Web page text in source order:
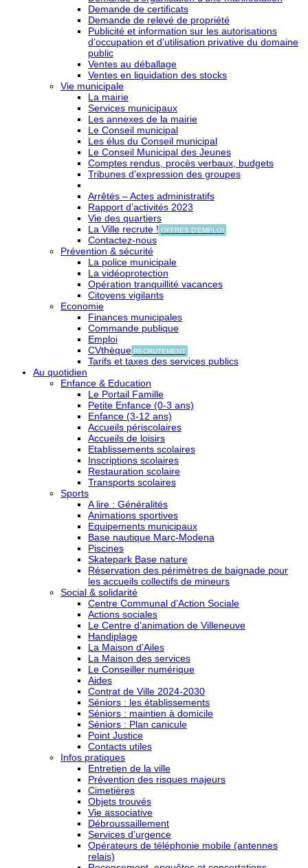
Demande de certificats
Demande de relevé de propriété
Publicité et information sur les autorisations
d’occupation et d’utilisation privative du domaine
public
Ventes au déballage
Ventes en liquidation des stocks
Vie municipale
La mairie
Services municipaux
Les annexes de la mairie
Le Conseil municipal
Les élus du Conseil municipal
Le Conseil Municipal des Jeunes
Comptes rendus, procès verbaux, budgets
Tribunes d’expression des groupes
Arrêtés – Actes administratifs
Rapport d’activités 2023
Vie des quartiers
La Ville recrute ! OFFRES D'EMPLOI
Contactez-nous
Prévention & sécurité
La police municipale
La vidéoprotection
Opération tranquillité vacances
Citoyens vigilants
Economie
Finances municipales
Commande publique
Emploi
CVthèque RECRUTEMENT
Tarifs et taxes des services publics
Au quotidien
Enfance & Education
Le Portail Famille
Petite Enfance (0-3 ans)
Enfance (3-12 ans)
Accueils périscolaires
Accueils de loisirs
Etablissements scolaires
Inscriptions scolaires
Restauration scolaire
Transports scolaires
Sports
A lire : Généralités
Animations sportives
Equipements municipaux
Base nautique Marc-Modena
Piscines
Skatepark Base nature
Réservation des périmètres de baignade pour
les accueils collectifs de mineurs
Social & solidarité
Centre Communal d’Action Sociale
Actions sociales
Le Centre d’animation de Villeneuve
Handiplage
La Maison d’Ailes
La Maison des services
Le Conseiller numérique
Aides
Contrat de Ville 2024-2030
Séniors : les établissements
Séniors : maintien à domicile
Séniors : Plan canicule
Point Justice
Contacts utiles
Infos pratiques
Entretien de la ville
Prévention des risques majeurs
Cimetières
Objets trouvés
Vie associative
Débroussaillement
Services d’urgence
Opérateurs de téléphonie mobile (antennes
relais)